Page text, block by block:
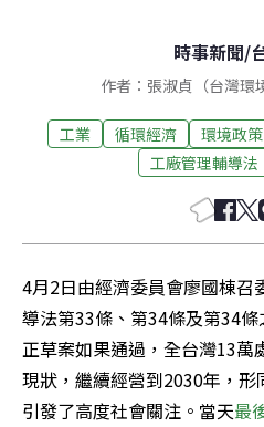
時事新聞/
作者：張淑貞（台灣環
工業 循環經濟 環境政策
工廠管理輔導法
4月2日由經濟委員會廖國棟召
導法第33條、第34條及第34
正草案如果通過，全台灣13萬
現狀，繼續經營到2030年，
引發了高度社會關注。當天最